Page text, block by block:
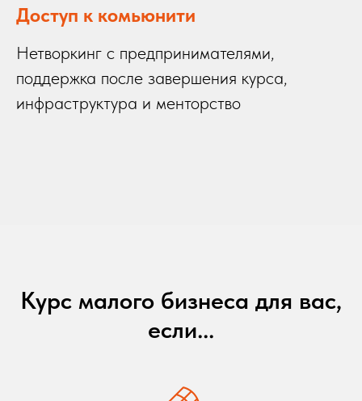
Доступ к комьюнити
Нетворкинг с предпринимателями,
поддержка после завершения курса,
инфраструктура и менторство
Курс малого бизнеса для вас,
если...